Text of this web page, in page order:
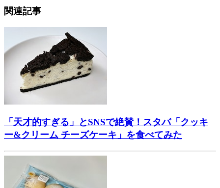
関連記事
「天才的すぎる」とSNSで絶賛！スタバ「クッキ
ー&クリーム チーズケーキ」を食べてみた